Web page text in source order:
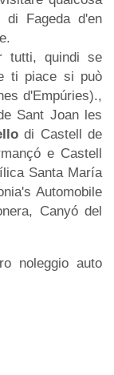
Fageda d'en
tutti, quindi se
ti piace si può
d'Empúries).,
Sant Joan les
di Castell de
e Castell
Santa María
Automobile
Canyó del
noleggio auto